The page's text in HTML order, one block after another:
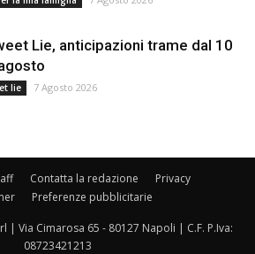
Lie, anticipazioni trame dal 10
lie 7 Agosto 2026
Contatta la redazione
Privacy
Preferenze pubblicitarie
| Via Cimarosa 65 - 80127 Napoli | C.F. P.Iva:
08723421213